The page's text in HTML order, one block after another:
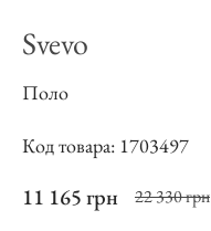
Svevo
Поло
Код товара: 1703497
11 165 грн 22 330 грн